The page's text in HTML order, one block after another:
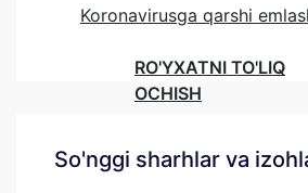
Koronavirusga qarshi
RO'YXATNI TO'LIQ
OCHISH
So'nggi sharhlar va